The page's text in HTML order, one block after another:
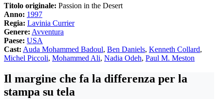
Titolo originale: Passion in the Desert
Anno: 1997
Regia: Lavinia Currier
Genere: Avventura
Paese: USA
Cast: Auda Mohammed Badoul, Ben Daniels, Kenneth Collard,
Michel Piccoli, Mohammed Ali, Nadia Odeh, Paul M. Meston
Il margine che fa la differenza per la
stampa su tela